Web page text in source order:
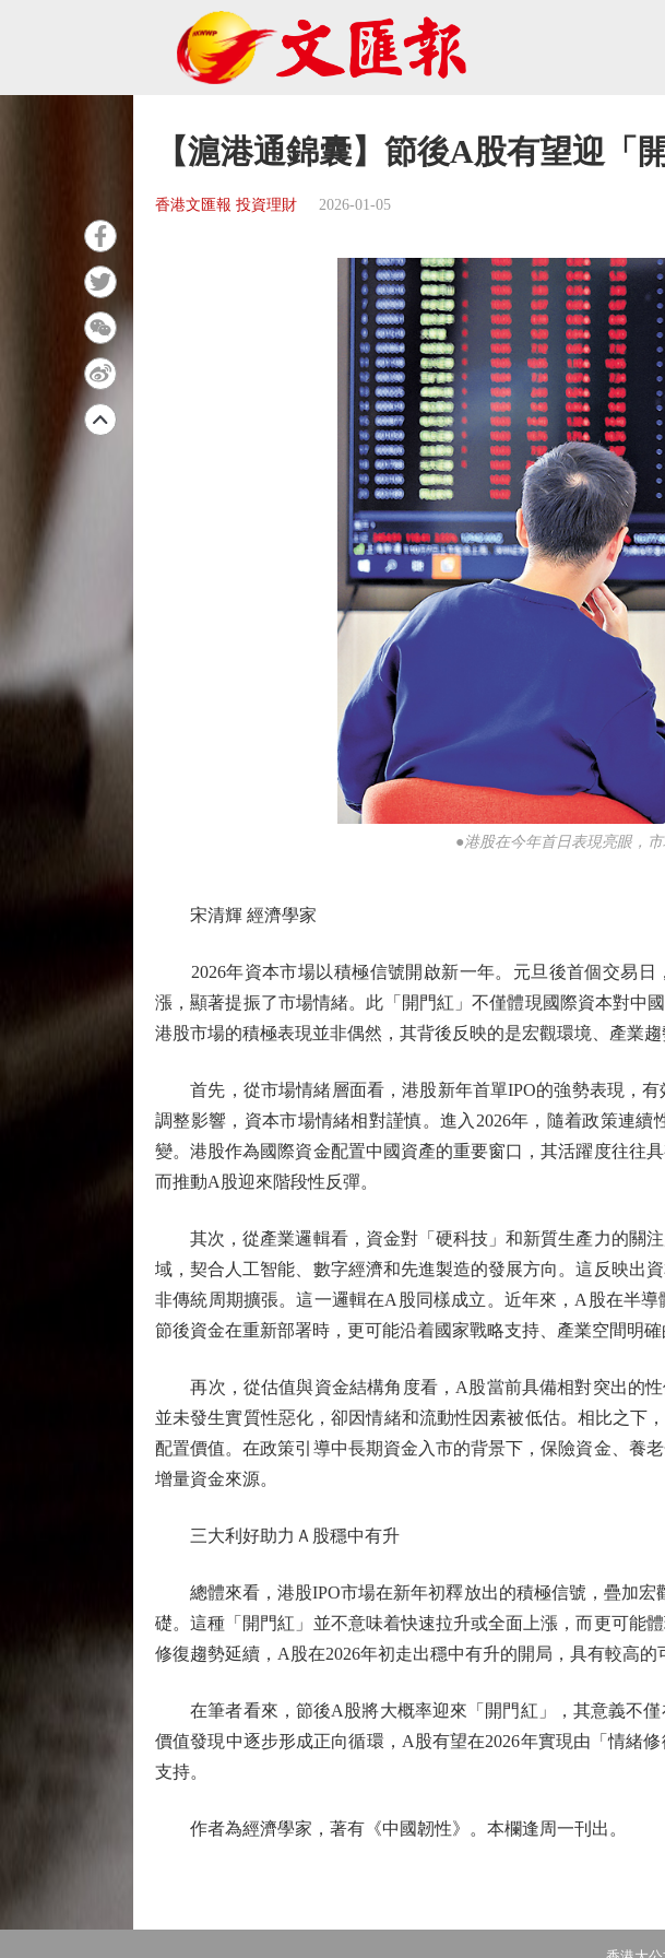
【滬港通錦囊】節後A股有望迎「
香港文匯報 投資理財 2026-01-05
●港股在今年首日表現亮眼，
宋清輝 經濟學家
2026年資本市場以積極信號開啟新一年。元旦後首個交易日
漲，顯著提振了市場情緒。此「開門紅」不僅體現國際資本對中
港股市場的積極表現並非偶然，其背後反映的是宏觀環境、產業
首先，從市場情緒層面看，港股新年首單IPO的強勢表現，有
調整影響，資本市場情緒相對謹慎。進入2026年，隨着政策連
變。港股作為國際資金配置中國資產的重要窗口，其活躍度往往
而推動A股迎來階段性反彈。
其次，從產業邏輯看，資金對「硬科技」和新質生產力的關注
域，契合人工智能、數字經濟和先進製造的發展方向。這反映出
非傳統周期擴張。這一邏輯在A股同樣成立。近年來，A股在半
節後資金在重新部署時，更可能沿着國家戰略支持、產業空間明
再次，從估值與資金結構角度看，A股當前具備相對突出的性
並未發生實質性惡化，卻因情緒和流動性因素被低估。相比之下
配置價值。在政策引導中長期資金入市的背景下，保險資金、養
增量資金來源。
三大利好助力Ａ股穩中有升
總體來看，港股IPO市場在新年初釋放出的積極信號，疊加宏
礎。這種「開門紅」並不意味着快速拉升或全面上漲，而更可能
修復趨勢延續，A股在2026年初走出穩中有升的開局，具有較高的
在筆者看來，節後A股將大概率迎來「開門紅」，其意義不僅
價值發現中逐步形成正向循環，A股有望在2026年實現由「情緒
支持。
作者為經濟學家，著有《中國韌性》。本欄逢周一刊出。